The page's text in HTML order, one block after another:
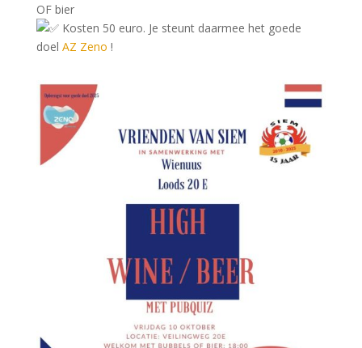
OF bier
Kosten 50 euro. Je steunt daarmee het goede
doel AZ Zeno !